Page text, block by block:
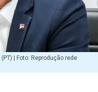
| Foto: Reprodução rede